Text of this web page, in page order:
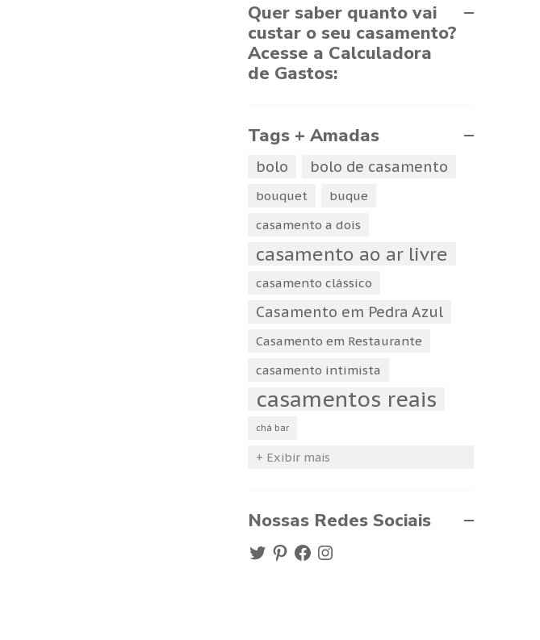
Quer saber quanto vai
custar o seu casamento?
Acesse a Calculadora
de Gastos:
Tags + Amadas
bolo bolo de casamento
bouquet
buque
casamento a dois
casamento ao ar livre
casamento clássico
Casamento em Pedra Azul
Casamento em Restaurante
casamento intimista
casamentos reais
chá bar
+ Exibir mais
Nossas Redes Sociais